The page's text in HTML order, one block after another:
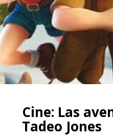
Cine: Las
Tadeo Jones